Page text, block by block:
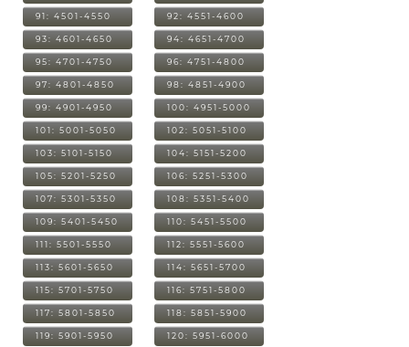
91: 4501-4550 92: 4551-4600
93: 4601-4650 94: 4651-4700
95: 4701-4750 96: 4751-4800
97: 4801-4850 98: 4851-4900
99: 4901-4950 100: 4951-5000
101: 5001-5050 102: 5051-5100
103: 5101-5150 104: 5151-5200
105: 5201-5250 106: 5251-5300
107: 5301-5350 108: 5351-5400
109: 5401-5450 110: 5451-5500
111: 5501-5550 112: 5551-5600
113: 5601-5650 114: 5651-5700
115: 5701-5750 116: 5751-5800
117: 5801-5850 118: 5851-5900
119: 5901-5950 120: 5951-6000